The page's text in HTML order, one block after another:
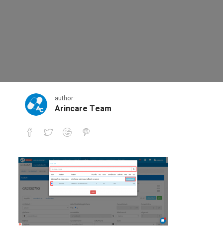
11-1-2 author:
Arincare Team
11-1-2